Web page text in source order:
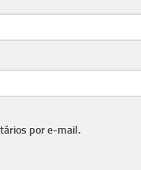
por e-mail.